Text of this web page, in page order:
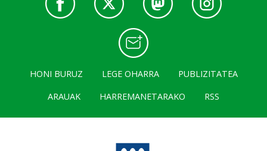
HONI BURUZ LEGE OHARRA
PUBLIZITATEA
ARAUAK
HARREMANETARAKO RSS